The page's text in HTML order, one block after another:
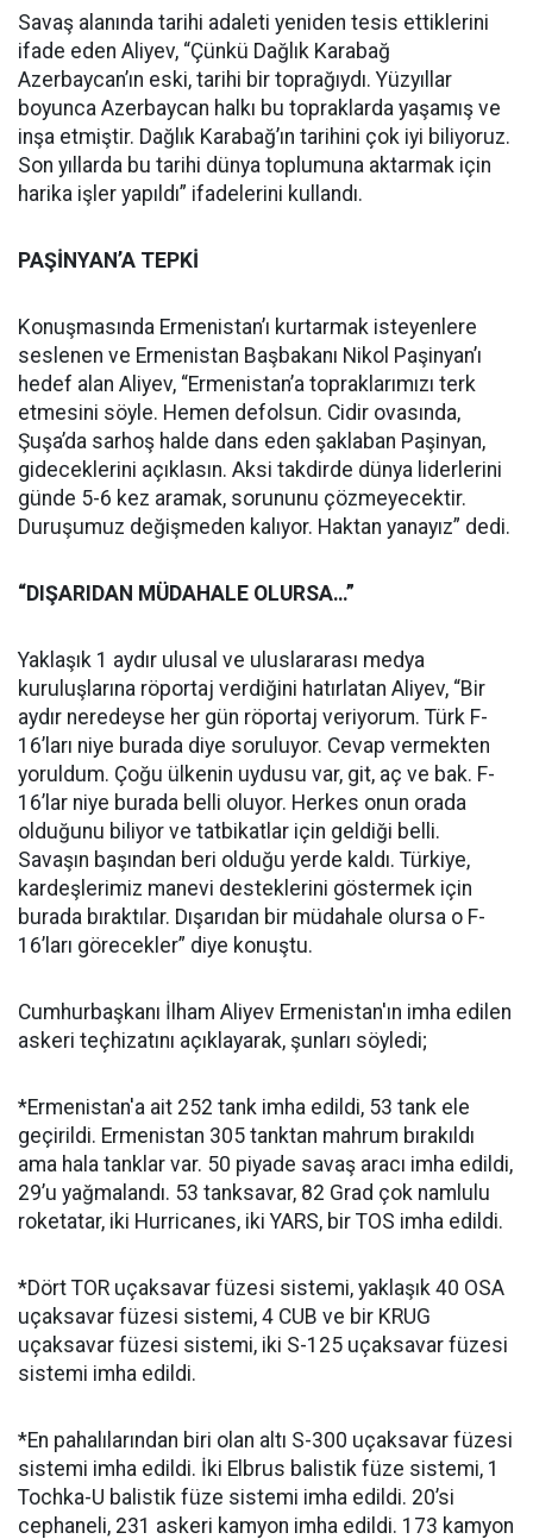
Savaş alanında tarihi adaleti yeniden tesis ettiklerini
ifade eden Aliyev, “Çünkü Dağlık Karabağ
Azerbaycan’ın eski, tarihi bir toprağıydı. Yüzyıllar
boyunca Azerbaycan halkı bu topraklarda yaşamış ve
inşa etmiştir. Dağlık Karabağ’ın tarihini çok iyi biliyoruz.
Son yıllarda bu tarihi dünya toplumuna aktarmak için
harika işler yapıldı” ifadelerini kullandı.
PAŞİNYAN’A TEPKİ
Konuşmasında Ermenistan’ı kurtarmak isteyenlere
seslenen ve Ermenistan Başbakanı Nikol Paşinyan’ı
hedef alan Aliyev, “Ermenistan’a topraklarımızı terk
etmesini söyle. Hemen defolsun. Cidir ovasında,
Şuşa’da sarhoş halde dans eden şaklaban Paşinyan,
gideceklerini açıklasın. Aksi takdirde dünya liderlerini
günde 5-6 kez aramak, sorununu çözmeyecektir.
Duruşumuz değişmeden kalıyor. Haktan yanayız” dedi.
“DIŞARIDAN MÜDAHALE OLURSA…”
Yaklaşık 1 aydır ulusal ve uluslararası medya
kuruluşlarına röportaj verdiğini hatırlatan Aliyev, “Bir
aydır neredeyse her gün röportaj veriyorum. Türk F-
16’ları niye burada diye soruluyor. Cevap vermekten
yoruldum. Çoğu ülkenin uydusu var, git, aç ve bak. F-
16’lar niye burada belli oluyor. Herkes onun orada
olduğunu biliyor ve tatbikatlar için geldiği belli.
Savaşın başından beri olduğu yerde kaldı. Türkiye,
kardeşlerimiz manevi desteklerini göstermek için
burada bıraktılar. Dışarıdan bir müdahale olursa o F-
16’ları görecekler” diye konuştu.
Cumhurbaşkanı İlham Aliyev Ermenistan'ın imha edilen
askeri teçhizatını açıklayarak, şunları söyledi;
*Ermenistan'a ait 252 tank imha edildi, 53 tank ele
geçirildi. Ermenistan 305 tanktan mahrum bırakıldı
ama hala tanklar var. 50 piyade savaş aracı imha edildi,
29’u yağmalandı. 53 tanksavar, 82 Grad çok namlulu
roketatar, iki Hurricanes, iki YARS, bir TOS imha edildi.
*Dört TOR uçaksavar füzesi sistemi, yaklaşık 40 OSA
uçaksavar füzesi sistemi, 4 CUB ve bir KRUG
uçaksavar füzesi sistemi, iki S-125 uçaksavar füzesi
sistemi imha edildi.
*En pahalılarından biri olan altı S-300 uçaksavar füzesi
sistemi imha edildi. İki Elbrus balistik füze sistemi, 1
Tochka-U balistik füze sistemi imha edildi. 20’si
cephaneli, 231 askeri kamyon imha edildi. 173 kamyon